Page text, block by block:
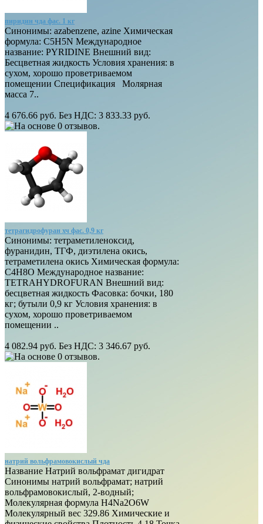
пиридин чда фас. 1 кг
Синонимы: azabenzene, azine Химическая
формула: C5H5N Международное
название: PYRIDINE Внешний вид:
Бесцветная жидкость Условия хранения: в
сухом, хорошо проветриваемом
помещении Спецификация Молярная
масса 7..
4 676.66 руб. Без НДС: 3 833.33 руб.
тетрагидрофуран хч фас. 0,9 кг
Синонимы: тетраметиленоксид,
фуранидин, ТГФ, диэтилена окись,
тетраметилена окись Химическая формула:
С4Н8О Международное название:
TETRAHYDROFURAN Внешний вид:
бесцветная жидкость Фасовка: бочки, 180
кг; бутыли 0,9 кг Условия хранения: в
сухом, хорошо проветриваемом
помещении ..
4 082.94 руб. Без НДС: 3 346.67 руб.
натрий вольфрамовокислый чда
Название Натрий вольфрамат дигидрат
Синонимы натрий вольфрамат; натрий
вольфрамовокислый, 2-водный;
Молекулярная формула H4Na2O6W
Молекулярный вес 329.86 Химические и